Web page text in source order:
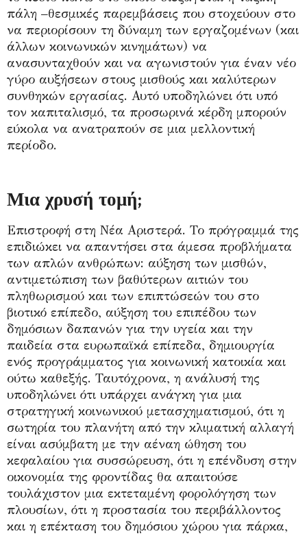
πάλη –θεσμικές παρεμβάσεις που στοχεύουν στο
να περιορίσουν τη δύναμη των εργαζομένων (και
άλλων κοινωνικών κινημάτων) να
ανασυνταχθούν και να αγωνιστούν για έναν νέο
γύρο αυξήσεων στους μισθούς και καλύτερων
συνθηκών εργασίας. Αυτό υποδηλώνει ότι υπό
τον καπιταλισμό, τα προσωρινά κέρδη μπορούν
εύκολα να ανατραπούν σε μια μελλοντική
περίοδο.
Μια χρυσή τομή;
Επιστροφή στη Νέα Αριστερά. Το πρόγραμμά της
επιδιώκει να απαντήσει στα άμεσα προβλήματα
των απλών ανθρώπων: αύξηση των μισθών,
αντιμετώπιση των βαθύτερων αιτιών του
πληθωρισμού και των επιπτώσεών του στο
βιοτικό επίπεδο, αύξηση του επιπέδου των
δημόσιων δαπανών για την υγεία και την
παιδεία στα ευρωπαϊκά επίπεδα, δημιουργία
ενός προγράμματος για κοινωνική κατοικία και
ούτω καθεξής. Ταυτόχρονα, η ανάλυσή της
υποδηλώνει ότι υπάρχει ανάγκη για μια
στρατηγική κοινωνικού μετασχηματισμού, ότι η
σωτηρία του πλανήτη από την κλιματική αλλαγή
είναι ασύμβατη με την αέναη ώθηση του
κεφαλαίου για συσσώρευση, ότι η επένδυση στην
οικονομία της φροντίδας θα απαιτούσε
τουλάχιστον μια εκτεταμένη φορολόγηση των
πλουσίων, ότι η προστασία του περιβάλλοντος
και η επέκταση του δημόσιου χώρου για πάρκα,